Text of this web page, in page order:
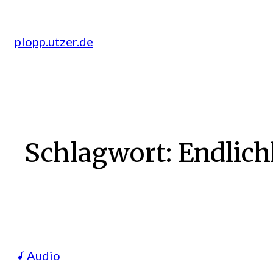
springen
plopp.utzer.de
Schlagwort:
Audio